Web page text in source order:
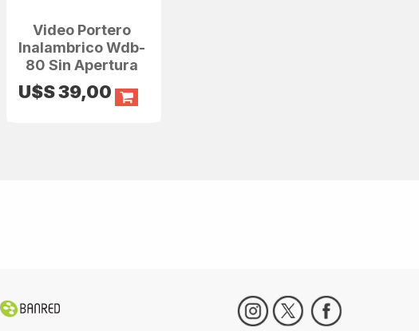
Video Portero
Inalambrico Wdb-
80 Sin Apertura
U$S39,00